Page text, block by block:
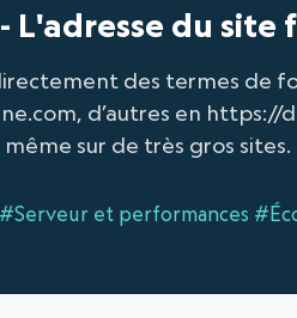
- L'adresse du
des termes
d’autres en
sur de très gros sites.
#Serveur et performances